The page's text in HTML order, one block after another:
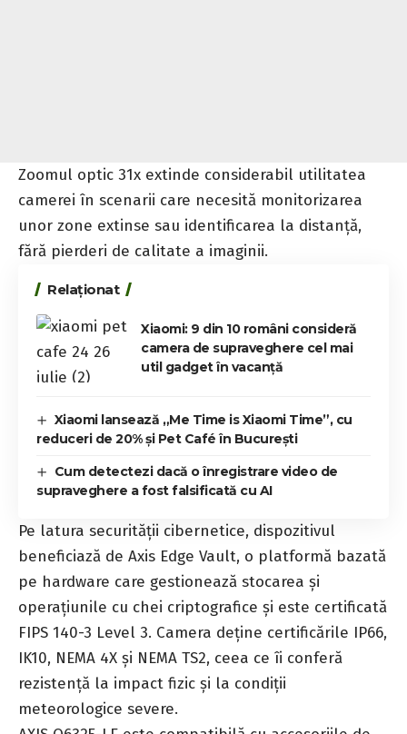
Zoomul optic 31x extinde considerabil utilitatea
camerei în scenarii care necesită monitorizarea
unor zone extinse sau identificarea la distanță,
fără pierderi de calitate a imaginii.
Relaționat
Xiaomi: 9 din 10 români consideră
camera de supraveghere cel mai
util gadget în vacanță
Xiaomi lansează „Me Time is Xiaomi Time”, cu
reduceri de 20% și Pet Café în București
Cum detectezi dacă o înregistrare video de
supraveghere a fost falsificată cu AI
Pe latura securității cibernetice, dispozitivul
beneficiază de Axis Edge Vault, o platformă bazată
pe hardware care gestionează stocarea și
operațiunile cu chei criptografice și este certificată
FIPS 140-3 Level 3. Camera deține certificările IP66,
IK10, NEMA 4X și NEMA TS2, ceea ce îi conferă
rezistență la impact fizic și la condiții
meteorologice severe.